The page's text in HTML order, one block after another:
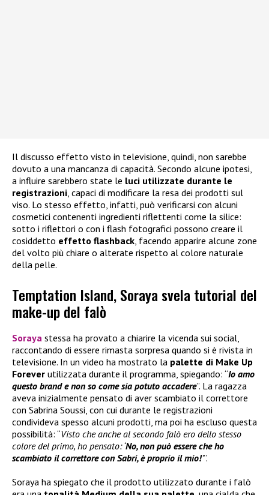
Il discusso effetto visto in televisione, quindi, non sarebbe
dovuto a una mancanza di capacità. Secondo alcune ipotesi,
a influire sarebbero state le luci utilizzate durante le
registrazioni , capaci di modificare la resa dei prodotti sul
viso. Lo stesso effetto, infatti, può verificarsi con alcuni
cosmetici contenenti ingredienti riflettenti come la silice:
sotto i riflettori o con i flash fotografici possono creare il
cosiddetto effetto flashback , facendo apparire alcune zone
del volto più chiare o alterate rispetto al colore naturale
della pelle.
Temptation Island, Soraya svela tutorial del
make-up del falò
Soraya stessa ha provato a chiarire la vicenda sui social,
raccontando di essere rimasta sorpresa quando si è rivista in
televisione. In un video ha mostrato la palette di Make Up
Forever utilizzata durante il programma, spiegando: “Io amo
questo brand e non so come sia potuto accadere”. La ragazza
aveva inizialmente pensato di aver scambiato il correttore
con Sabrina Soussi, con cui durante le registrazioni
condivideva spesso alcuni prodotti, ma poi ha escluso questa
possibilità: “Visto che anche al secondo falò ero dello stesso
colore del primo, ho pensato: ‘No, non può essere che ho
scambiato il correttore con Sabri, è proprio il mio!’”.
Soraya ha spiegato che il prodotto utilizzato durante i falò